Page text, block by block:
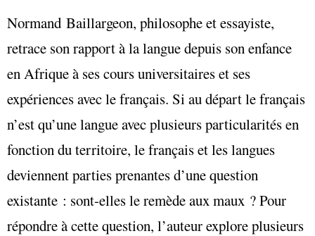
Normand Baillargeon, philosophe et essayiste,
retrace son rapport à la langue depuis son enfance
en Afrique à ses cours universitaires et ses
expériences avec le français. Si au départ le français
n’est qu’une langue avec plusieurs particularités en
fonction du territoire, le français et les langues
deviennent parties prenantes d’une question
existante : sont-elles le remède aux maux ? Pour
répondre à cette question, l’auteur explore plusieurs